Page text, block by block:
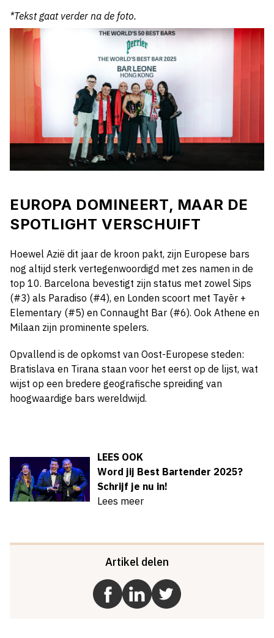
*Tekst gaat verder na de foto.
EUROPA DOMINEERT, MAAR DE
SPOTLIGHT VERSCHUIFT
Hoewel Azië dit jaar de kroon pakt, zijn Europese bars
nog altijd sterk vertegenwoordigd met zes namen in de
top 10. Barcelona bevestigt zijn status met zowel Sips
(#3) als Paradiso (#4), en Londen scoort met Tayēr +
Elementary (#5) en Connaught Bar (#6). Ook Athene en
Milaan zijn prominente spelers.
Opvallend is de opkomst van Oost-Europese steden:
Bratislava en Tirana staan voor het eerst op de lijst, wat
wijst op een bredere geografische spreiding van
hoogwaardige bars wereldwijd.
LEES OOK
Word jij Best Bartender 2025?
Schrijf je nu in!
Lees meer
Artikel delen